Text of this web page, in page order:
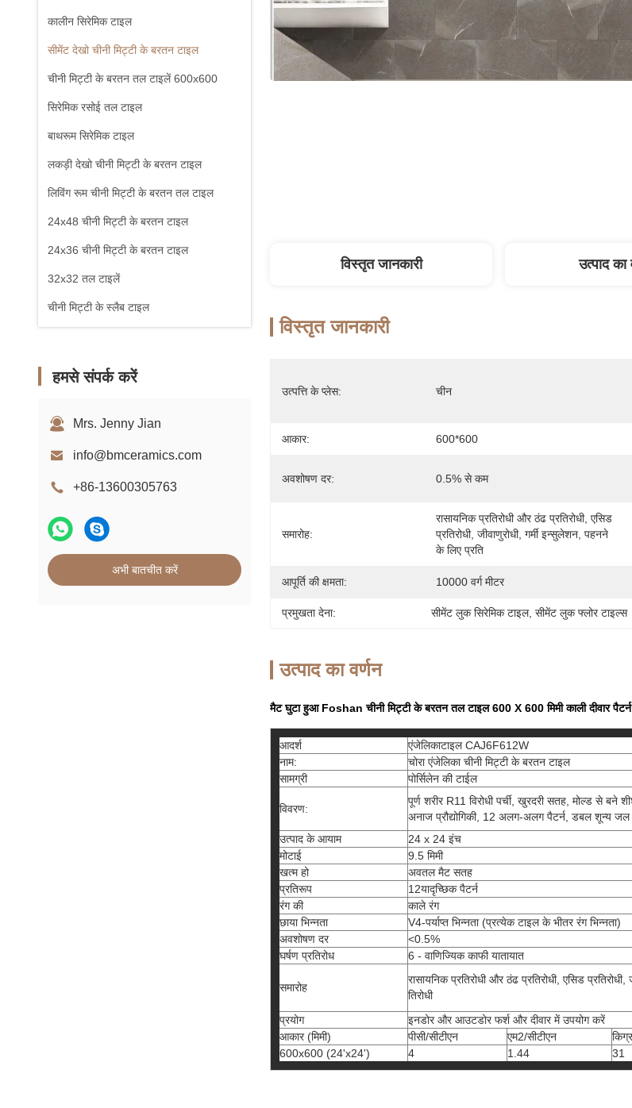
कालीन सिरेमिक टाइल
सीमेंट देखो चीनी मिट्टी के बरतन टाइल
चीनी मिट्टी के बरतन तल टाइलें 600x600
सिरेमिक रसोई तल टाइल
बाथरूम सिरेमिक टाइल
लकड़ी देखो चीनी मिट्टी के बरतन टाइल
लिविंग रूम चीनी मिट्टी के बरतन तल टाइल
24x48 चीनी मिट्टी के बरतन टाइल
24x36 चीनी मिट्टी के बरतन टाइल
32x32 तल टाइलें
चीनी मिट्टी के स्लैब टाइल
हमसे संपर्क करें
Mrs. Jenny Jian
info@bmceramics.com
+86-13600305763
अभी बातचीत करें
विस्तृत जानकारी उत्पाद का
विस्तृत जानकारी
उत्पत्ति के प्लेस: चीन
आकार: 600*600
अवशोषण दर: 0.5% से कम
समारोह:
रासायनिक प्रतिरोधी और ठंढ प्रतिरोधी, एसिड
प्रतिरोधी, जीवाणुरोधी, गर्मी इन्सुलेशन, पहनने
के लिए प्रति
आपूर्ति की क्षमता: 10000 वर्ग मीटर
प्रमुखता देना: सीमेंट लुक सिरेमिक टाइल, सीमेंट लुक फ्लोर टाइल्स
उत्पाद का वर्णन
मैट घुटा हुआ Foshan चीनी मिट्टी के बरतन तल टाइल 600 X 600 मिमी काली दीवार
आदर्श
एंजेलिकाटाइल CAJ6F612W
नाम:
चोरा एंजेलिका चीनी मिट्टी के बरतन टाइल
सामग्री
पोर्सिलेन की टाईल
विवरण:
पूर्ण शरीर R11 विरोधी पर्ची, खुरदरी सतह, मोल्ड से बने
अनाज प्रौद्योगिकी, 12 अलग-अलग पैटर्न, डबल शून्य
उत्पाद के आयाम
24 x 24 इंच
मोटाई
9.5 मिमी
खत्म हो
अवतल मैट सतह
प्रतिरूप
12यादृच्छिक पैटर्न
रंग की
काले रंग
छाया भिन्नता
V4-पर्याप्त भिन्नता (प्रत्येक टाइल के भीतर रंग भिन्नता)
अवशोषण दर
<0.5%
घर्षण प्रतिरोध
6 - वाणिज्यिक काफी यातायात
समारोह
रासायनिक प्रतिरोधी और ठंढ प्रतिरोधी, एसिड
तिरोधी
प्रयोग
इनडोर और आउटडोर फर्श और दीवार में उपयोग करें
आकार (मिमी)
पीसी/सीटीएन एम2/सीटीएन
600x600 (24'x24')
4 1.44 31